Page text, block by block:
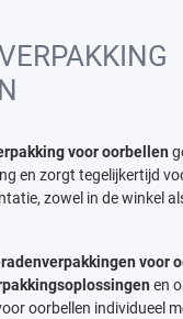
voor oorbellen
en zorgt tegelijkertijd
zowel in de winkel
voor
en
oorbellen individueel